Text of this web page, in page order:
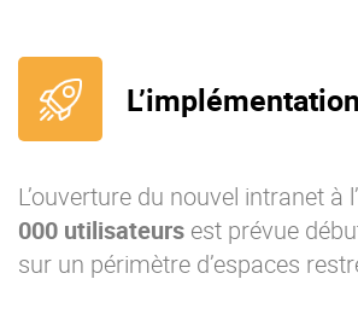
L’implémentation
L’ouverture du nouvel intranet à
000 utilisateurs est prévue
sur un périmètre d’espaces